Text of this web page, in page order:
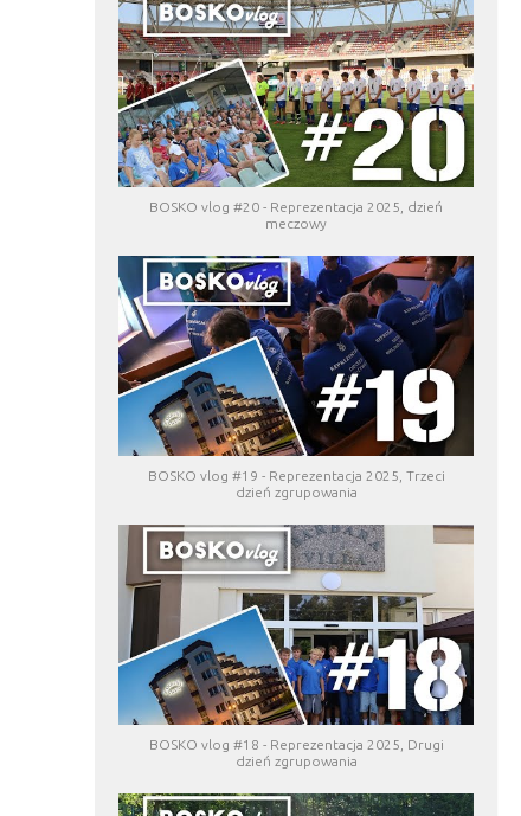
BOSKO vlog #20 - Reprezentacja 2025, dzień
meczowy
BOSKO vlog #19 - Reprezentacja 2025, Trzeci
dzień zgrupowania
BOSKO vlog #18 - Reprezentacja 2025, Drugi
dzień zgrupowania